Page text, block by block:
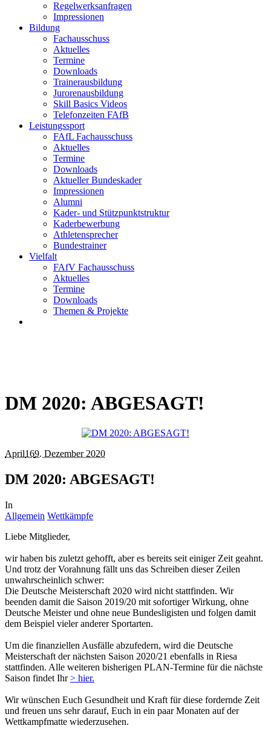
Regelwerksanfragen
Impressionen
Bildung
Fachausschuss
Aktuelles
Termine
Downloads
Trainerausbildung
Jurorenausbildung
Skill Basics Videos
Telefonzeiten FAfB
Leistungssport
FAfL Fachausschuss
Aktuelles
Termine
Downloads
Aktueller Bundeskader
Impressionen
Alumni
Kader- und Stützpunktstruktur
Kaderbewerbung
Athletensprecher
Bundestrainer
Vielfalt
FAfV Fachausschuss
Aktuelles
Termine
Downloads
Themen & Projekte
DM 2020: ABGESAGT!
April169. Dezember 2020
DM 2020: ABGESAGT!
In
Allgemein Wettkämpfe
Liebe Mitglieder,
wir haben bis zuletzt gehofft, aber es bereits seit einiger Zeit geahnt.
Und trotz der Vorahnung fällt uns das Schreiben dieser Zeilen
unwahrscheinlich schwer:
Die Deutsche Meisterschaft 2020 wird nicht stattfinden. Wir
beenden damit die Saison 2019/20 mit sofortiger Wirkung, ohne
Deutsche Meister und ohne neue Bundesligisten und folgen damit
dem Beispiel vieler anderer Sportarten.
Um die finanziellen Ausfälle abzufedern, wird die Deutsche
Meisterschaft der nächsten Saison 2020/21 ebenfalls in Riesa
stattfinden. Alle weiteren bisherigen PLAN-Termine für die nächste
Saison findet Ihr> hier.
Wir wünschen Euch Gesundheit und Kraft für diese fordernde Zeit
und freuen uns sehr darauf, Euch in ein paar Monaten auf der
Wettkampfmatte wiederzusehen.